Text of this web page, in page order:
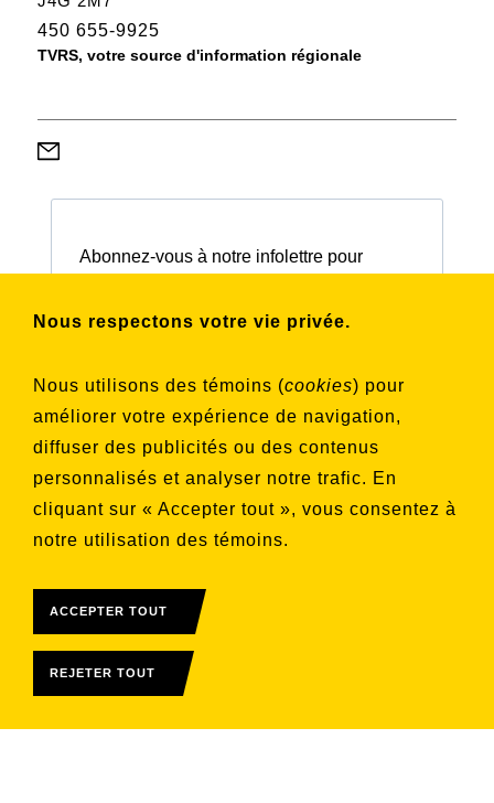
Nous respectons votre vie privée.
Nous utilisons des témoins (cookies) pour
améliorer votre expérience de navigation,
diffuser des publicités ou des contenus
personnalisés et analyser notre trafic. En
cliquant sur « Accepter tout », vous consentez à
notre utilisation des témoins.
ACCEPTER TOUT
REJETER TOUT
450 655-9925
TVRS, votre source d'information régionale
Abonnez-vous à notre infolettre pour
souhaitez vous inscrire
Aucune liste sélectionnée
S'INSCRIRE